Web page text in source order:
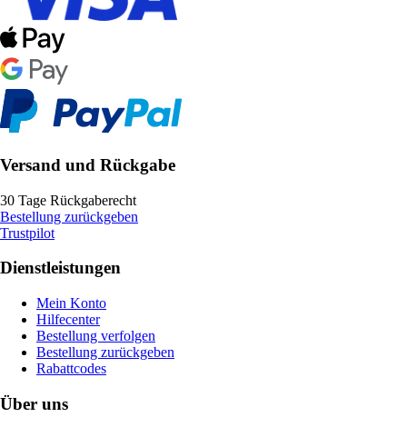
Versand und Rückgabe
30 Tage Rückgaberecht
Bestellung zurückgeben
Trustpilot
Dienstleistungen
Mein Konto
Hilfecenter
Bestellung verfolgen
Bestellung zurückgeben
Rabattcodes
Über uns